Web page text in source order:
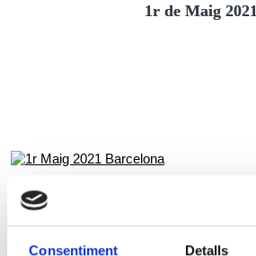
Consentiment Detalls
1r de Maig 2021